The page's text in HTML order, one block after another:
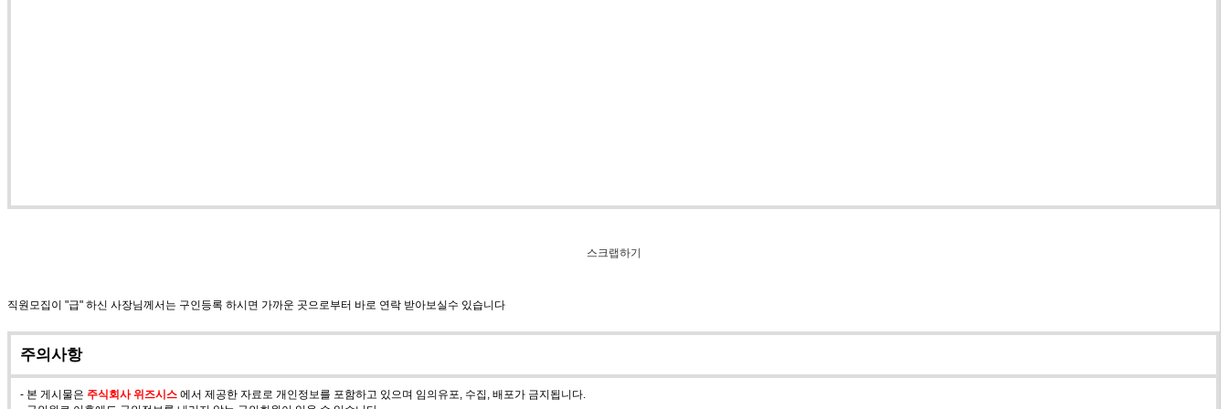
스크랩하기
직원모집이 "급" 하신 사장님께서는 구인등록 하시면 가까운 곳으로부터 바로 연락 받아보실수 있습니다
주의사항
- 본 게시물은 주식회사 위즈시스 에서 제공한 자료로 개인정보를 포함하고 있으며 임의유포, 수집, 배포가 금지됩니다.